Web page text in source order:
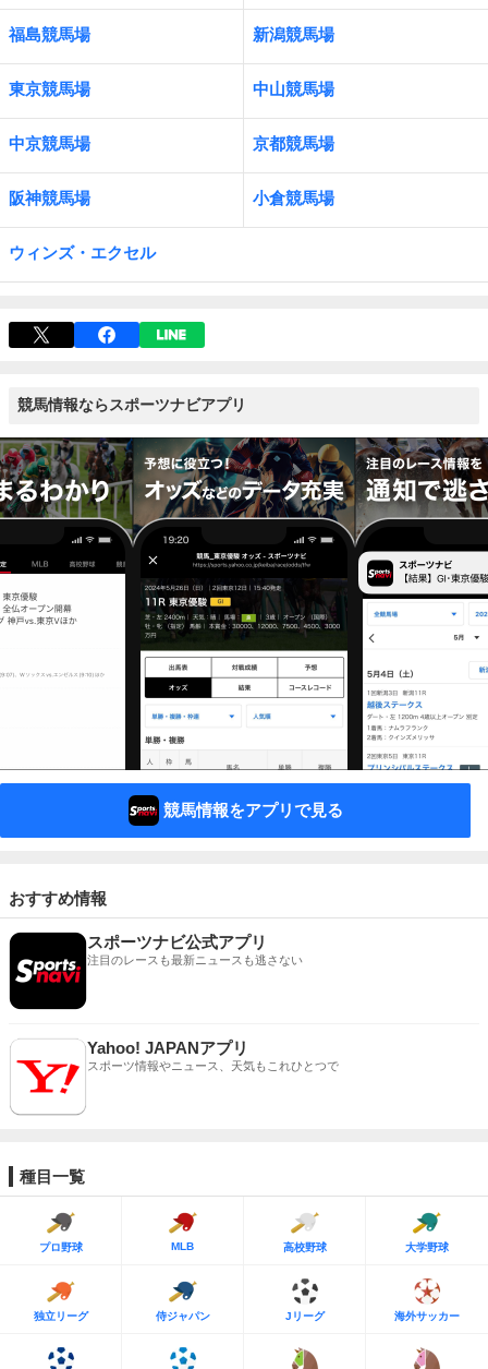
福島競馬場 新潟競馬場
東京競馬場 中山競馬場
中京競馬場 京都競馬場
阪神競馬場 小倉競馬場
ウィンズ・エクセル
競馬情報ならスポーツナビアプリ
競馬情報をアプリで見る
おすすめ情報
スポーツナビ公式アプリ
注目のレースも最新ニュースも逃さない
Yahoo! JAPANアプリ
スポーツ情報やニュース、天気もこれひとつで
種目一覧
プロ野球 MLB 高校野球 大学野球
独立リーグ 侍ジャパン Jリーグ 海外サッカー